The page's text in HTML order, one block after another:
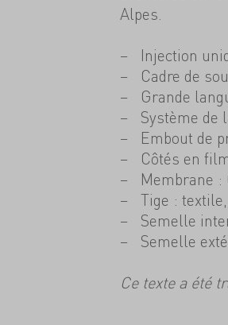
Alpes.
Injection
Cadre de
Grande
Système de
Embout de
Côtés en
Membrane :
Tige :
Semelle
Semelle
Ce texte a été